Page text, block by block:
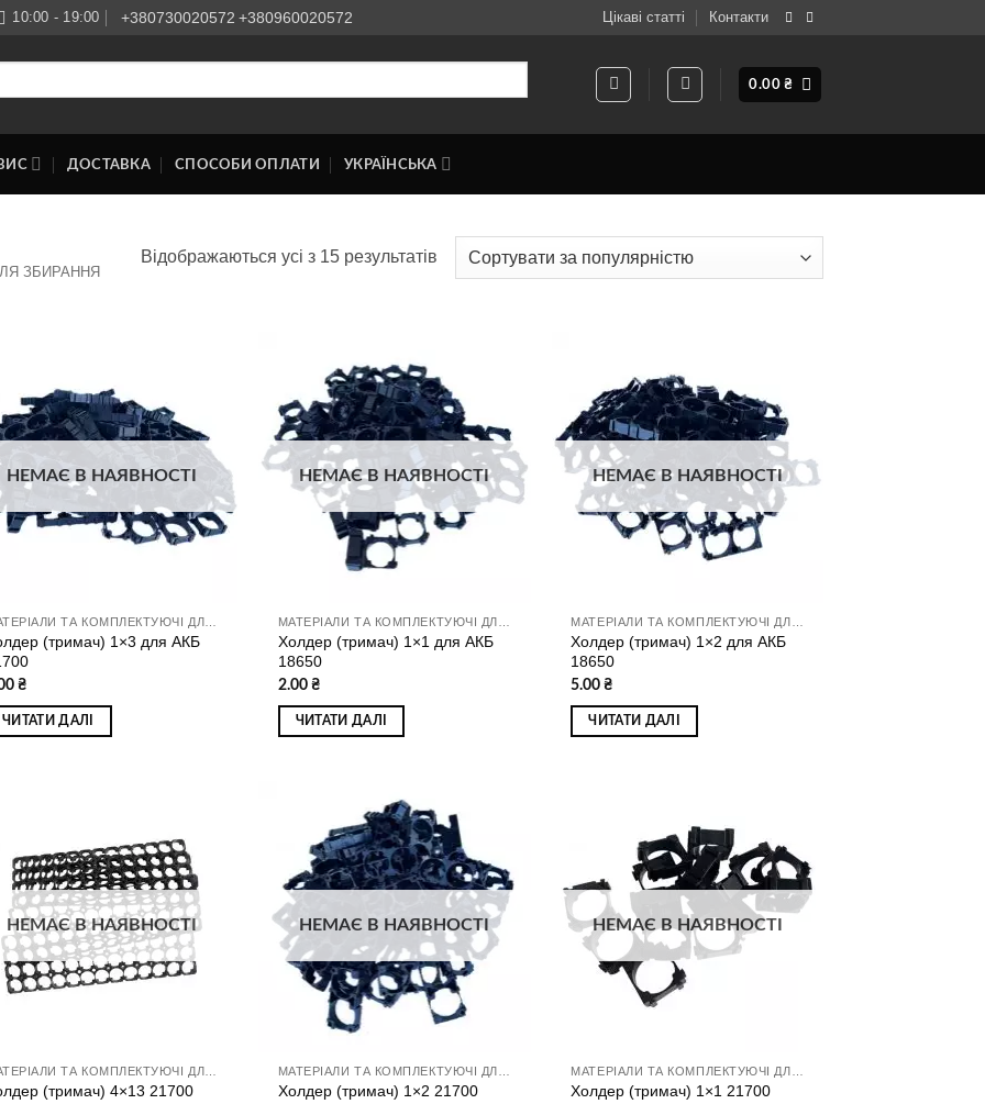
10:00 - 19:00 +380730020572 +380960020572 Цікаві статті Контакти
0.00₴
ДОСТАВКА СПОСОБИ ОПЛАТИ УКРАЇНСЬКА
ЗБИРАННЯ
Відображаються усі з 15 результатівВідсортовано
списку
бажань
НЕМАЄ В НАЯВНОСТІ
(тримач) 1×3 для АКБ
₴
ЧИТАТИ ДАЛІ
списку
бажань
НЕМАЄ В НАЯВНОСТІ
Холдер (тримач) 1×1 для АКБ
18650
2.00 ₴
ЧИТАТИ ДАЛІ
до
списку
бажань
НЕМАЄ В НАЯВНОСТІ
Холдер (тримач) 1×2 для АКБ
18650
5.00₴
ЧИТАТИ ДАЛІ
Додати
до
списку
бажань
НЕМАЄ В НАЯВНОСТІ
(тримач) 4×13 21700
списку
бажань
НЕМАЄ В НАЯВНОСТІ
Холдер (тримач) 1×2 21700
Додати
до
списку
бажань
НЕМАЄ В НАЯВНОСТІ
Холдер (тримач) 1×1 21700